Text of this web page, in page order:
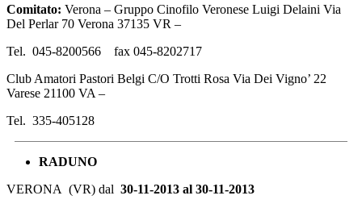
Comitato: Verona – Gruppo Cinofilo Veronese Luigi Delaini Via
Del Perlar 70 Verona 37135 VR –
Tel. 045-8200566 fax 045-8202717
Club Amatori Pastori Belgi C/O Trotti Rosa Via Dei Vigno’ 22
Varese 21100 VA –
Tel. 335-405128
RADUNO
VERONA (VR) dal 30-11-2013 al 30-11-2013